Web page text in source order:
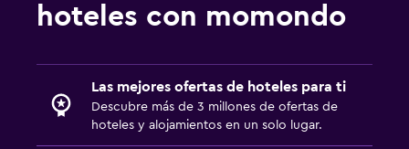
hoteles con momondo
Las mejores ofertas de hoteles para ti
Descubre más de 3 millones de ofertas de
hoteles y alojamientos en un solo lugar.